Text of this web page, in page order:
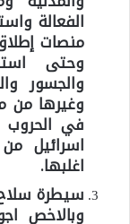
الفعالة
منصات
وحتى
والجسور
وغيرها من
في الحروب
اسرائيل
اغلبها.
سيطرة
وبالاخص